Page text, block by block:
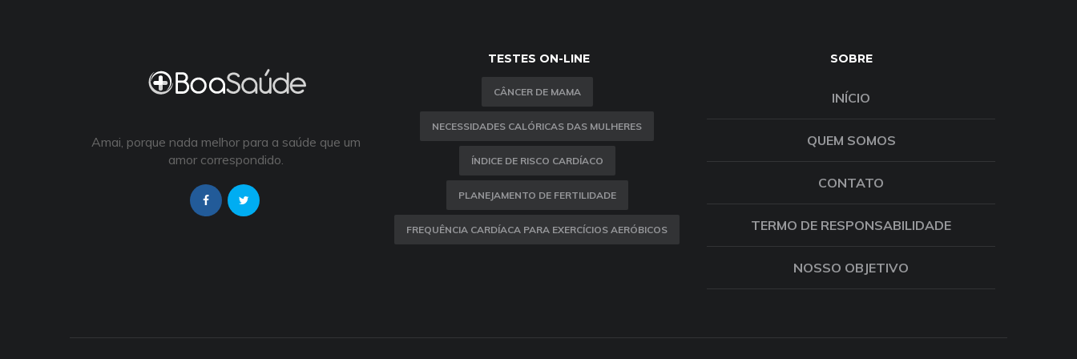
Amai, porque nada melhor para a saúde que um
amor correspondido.
TESTES ON-LINE
CÂNCER DE MAMA
NECESSIDADES CALÓRICAS DAS MULHERES
ÍNDICE DE RISCO CARDÍACO
PLANEJAMENTO DE FERTILIDADE
FREQUÊNCIA CARDÍACA PARA EXERCÍCIOS AERÓBICOS
SOBRE
INÍCIO
QUEM SOMOS
CONTATO
TERMO DE RESPONSABILIDADE
NOSSO OBJETIVO